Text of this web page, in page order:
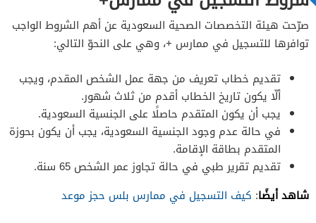
صرّحت هيئة التخصصات الصحية السعودية عن أهم الشروط الواجب
توافرها للتسجيل في ممارس +، وهي على النحوّ التالي:
تقديم خطاب تعريف من جهة عمل الشخص المقدم، ويجب
ألّا يكون تاريخ الخطاب أقدم من ثلاث شهور.
يجب أن يكون المتقدم حاصلًا على الجنسية السعودية.
في حالة عدم وجود الجنسية السعودية، يجب أن يكون بحوزة
المتقدم بطاقة الإقامة.
تقديم تقرير طبي في حالة تجاوز عمر الشخص 65 سنة.
شاهد أيضًا: كيف التسجيل في ممارس بلس حجز موعد